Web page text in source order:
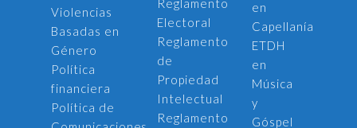
Violencias
Basadas en
Género
Política
financiera
Política de
Reglamento
Electoral
Reglamento
de
Propiedad
Intelectual
Reglamento
en
Capellanía
ETDH
en
Música
y
Góspel